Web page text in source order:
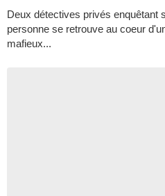
Deux détectives privés enquêtant
personne se retrouve au coeur
mafieux...